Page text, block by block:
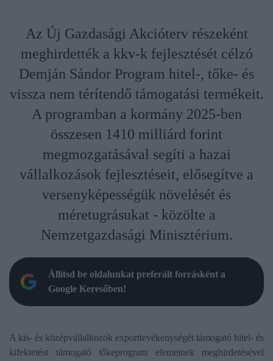
Az Új Gazdasági Akcióterv részeként
meghirdették a kkv-k fejlesztését célzó
Demján Sándor Program hitel-, tőke- és
vissza nem térítendő támogatási termékeit.
A programban a kormány 2025-ben
összesen 1410 milliárd forint
megmozgatásával segíti a hazai
vállalkozások fejlesztéseit, elősegítve a
versenyképességük növelését és
méretugrásukat - közölte a
Nemzetgazdasági Minisztérium.
Állítsd be oldalunkat preferált forrásként a
Google Keresőben!
A kis- és középvállalkozók exporttevékenységét támogató hitel- és
kifektetést támogató tőkeprogram elemeinek meghirdetésével